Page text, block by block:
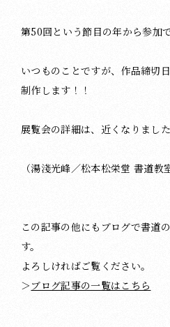
第50回という節目の年から参加
いつものことですが、作品締切
制作します！！
展覧会の詳細は、近くなりまし
（湯淺光峰／松本松栄堂 書道教
この記事の他にもブログで書道
す。
よろしければご覧ください。
＞ ブログ記事の一覧はこちら